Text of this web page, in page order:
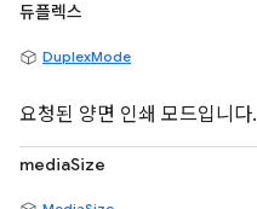
듀플렉스
DuplexMode
요청된 양면 인쇄 모드입니다.
mediaSize